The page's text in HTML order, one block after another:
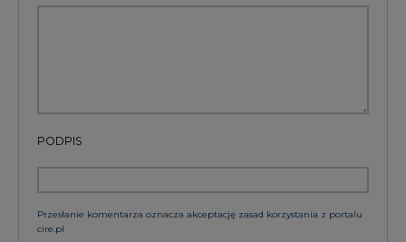
PODPIS
Przesłanie komentarza oznacza akceptację zasad korzystania z portalu
cire.pl